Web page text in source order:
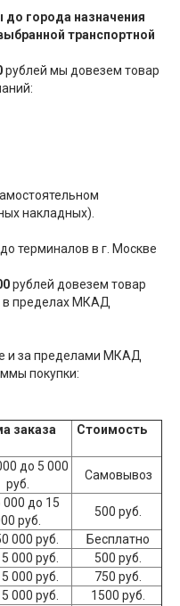
города назначения
транспортной
рублей мы довезем товар
накладных).
терминалов в г. Москве
рублей довезем товар
в пределах МКАД
и за пределами МКАД
покупки:
заказа Стоимость
до 5 000
руб.
Самовывоз
000 до 15
руб.
500 руб.
000 руб.
Бесплатно
000 руб.
500 руб.
000 руб.
750 руб.
000 руб.
1500 руб.